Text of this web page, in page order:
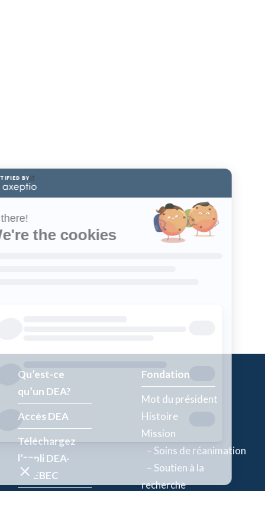
Qu’est-ce
qu’un DEA?
Accès DEA
Téléchargez
l’appli DEA-
QUÉBEC
Fondation
Mot du président
Histoire
Mission
– Soins de réanimation
– Soutien à la
recherche